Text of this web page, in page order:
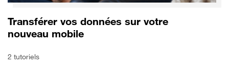
Transférer vos données sur votre
nouveau mobile
2 tutoriels